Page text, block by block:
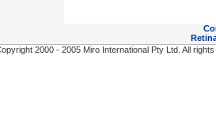
2000 - 2005 Miro International Pty Ltd. All